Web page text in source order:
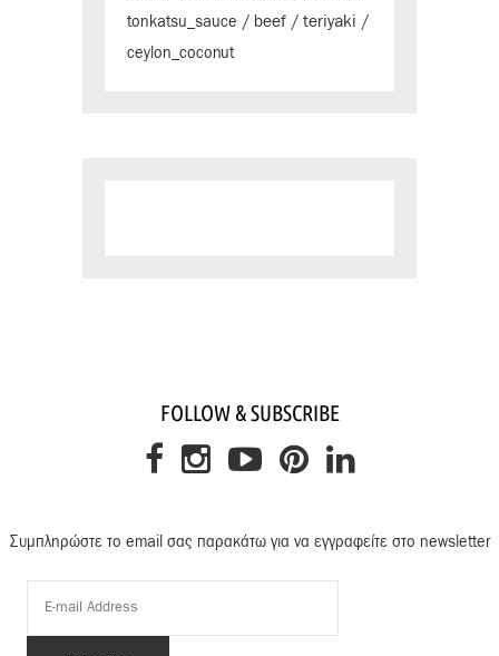
tonkatsu_sauce / beef / teriyaki /
ceylon_coconut
FOLLOW & SUBSCRIBE
Συμπληρώστε το email σας παρακάτω για να εγγραφείτε στο newsletter